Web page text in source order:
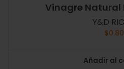
Vinagre Natural
Y&D
$0.80
Añadir al